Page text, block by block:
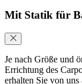
Mit Statik für
Je nach Größe und
Errichtung des
erhalten Sie von